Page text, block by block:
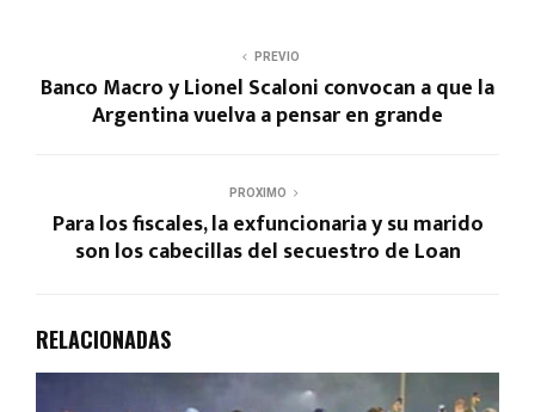
PREVIO
Banco Macro y Lionel Scaloni convocan a que la
Argentina vuelva a pensar en grande
PROXIMO
Para los fiscales, la exfuncionaria y su marido
son los cabecillas del secuestro de Loan
RELACIONADAS